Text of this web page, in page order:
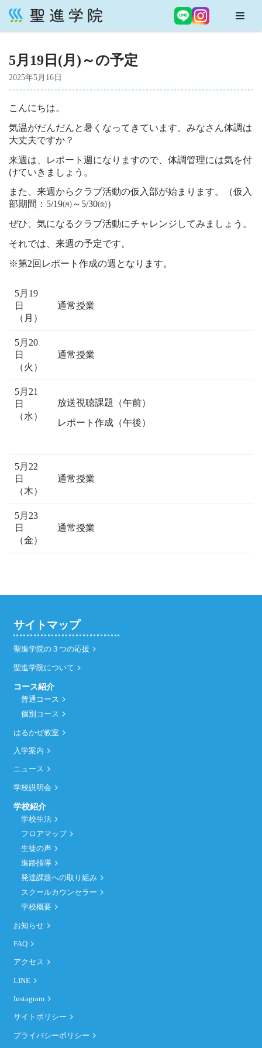
コ
テ
ン
ツ
へ
ス
キ
ッ
プ
5月19日(月)～の予定
2025年5月16日
こんにちは。
気温がだんだんと暑くなってきています。みなさん体調は
大丈夫ですか？
来週は、レポート週になりますので、体調管理には気を付
けていきましょう。
また、来週からクラブ活動の仮入部が始まります。（仮入
部期間：5/19㈪～5/30㈮）
ぜひ、気になるクラブ活動にチャレンジしてみましょう。
それでは、来週の予定です。
※第2回レポート作成の週となります。
5月19
日
（月）
通常授業
5月20
日
（火）
通常授業
5月21
日
（水）
放送視聴課題（午前）
レポート作成（午後）
5月22
日
（木）
通常授業
5月23
日
（金）
通常授業
サイトマップ
聖進学院の３つの応援
聖進学院について
コース紹介
普通コース
個別コース
はるかぜ教室
入学案内
ニュース
学校説明会
学校紹介
学校生活
フロアマップ
生徒の声
進路指導
発達課題への取り組み
スクールカウンセラー
学校概要
お知らせ
FAQ
アクセス
LINE
Instagram
サイトポリシー
プライバシーポリシー